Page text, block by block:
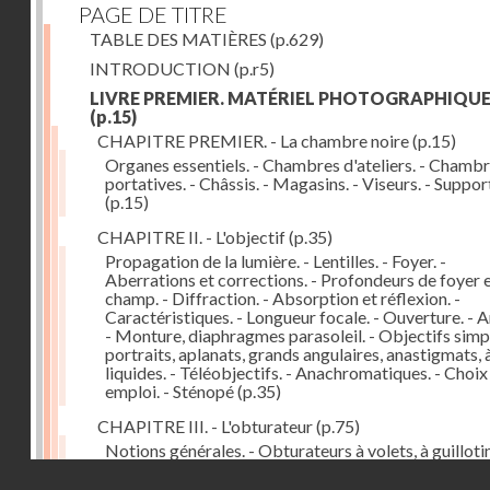
PAGE DE TITRE
TABLE DES MATIÈRES (p.629)
INTRODUCTION (p.r5)
LIVRE PREMIER. MATÉRIEL PHOTOGRAPHIQUE
(p.15)
CHAPITRE PREMIER. - La chambre noire(p.15)
Organes essentiels. - Chambres d'ateliers. -
portatives. - Châssis. - Magasins. - Viseurs. -
(p.15)
CHAPITRE II. - L'objectif(p.35)
Propagation de la lumière. - Lentilles. - Foyer. -
Aberrations et corrections. - Profondeurs de foyer
champ. - Diffraction. - Absorption et réflexion. -
Caractéristiques. - Longueur focale. - Ouverture. -
- Monture, diaphragmes parasoleil. - Objectifs
portraits, aplanats, grands angulaires, anastigmats,
liquides. - Téléobjectifs. - Anachromatiques. -
emploi. - Sténopé(p.35)
CHAPITRE III. - L'obturateur(p.75)
Notions générales. - Obturateurs à volets, à